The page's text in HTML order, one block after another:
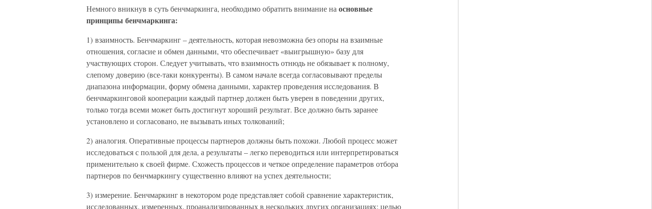
Немного вникнув в суть бенчмаркинга, необходимо обратить внимание на основные
принципы бенчмаркинга:
1) взаимность. Бенчмаркинг – деятельность, которая невозможна без опоры на взаимные
отношения, согласие и обмен данными, что обеспечивает «выигрышную» базу для
участвующих сторон. Следует учитывать, что взаимность отнюдь не обязывает к полному,
слепому доверию (все-таки конкуренты). В самом начале всегда согласовывают пределы
диапазона информации, форму обмена данными, характер проведения исследования. В
бенчмаркинговой кооперации каждый партнер должен быть уверен в поведении других,
только тогда всеми может быть достигнут хороший результат. Все должно быть заранее
установлено и согласовано, не вызывать иных толкований;
2) аналогия. Оперативные процессы партнеров должны быть похожи. Любой процесс может
исследоваться с пользой для дела, а результаты – легко переводиться или интерпретироваться
применительно к своей фирме. Схожесть процессов и четкое определение параметров отбора
партнеров по бенчмаркингу существенно влияют на успех деятельности;
3) измерение. Бенчмаркинг в некотором роде представляет собой сравнение характеристик,
исследованных, измеренных, проанализированных в нескольких других организациях; целью